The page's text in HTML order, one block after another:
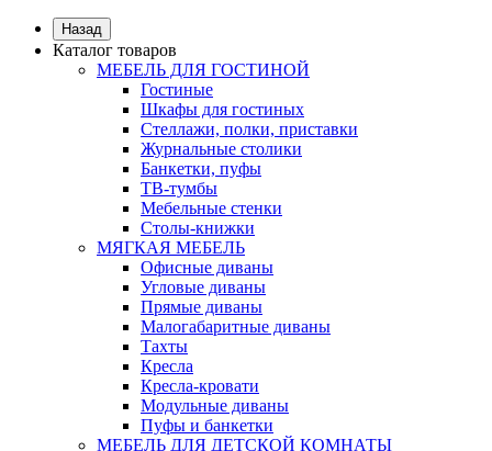
Назад
Каталог товаров
МЕБЕЛЬ ДЛЯ ГОСТИНОЙ
Гостиные
Шкафы для гостиных
Стеллажи, полки, приставки
Журнальные столики
Банкетки, пуфы
ТВ-тумбы
Мебельные стенки
Столы-книжки
МЯГКАЯ МЕБЕЛЬ
Офисные диваны
Угловые диваны
Прямые диваны
Малогабаритные диваны
Тахты
Кресла
Кресла-кровати
Модульные диваны
Пуфы и банкетки
МЕБЕЛЬ ДЛЯ ДЕТСКОЙ КОМНАТЫ